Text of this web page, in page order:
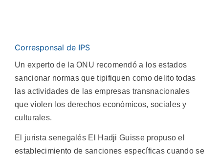
Corresponsal de IPS
Un experto de la ONU recomendó a los estados
sancionar normas que tipifiquen como delito todas
las actividades de las empresas transnacionales
que violen los derechos económicos, sociales y
culturales.
El jurista senegalés El Hadji Guisse propuso el
establecimiento de sanciones específicas cuando se